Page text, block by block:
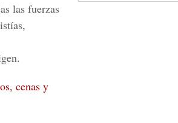
las fuerzas
cenas y